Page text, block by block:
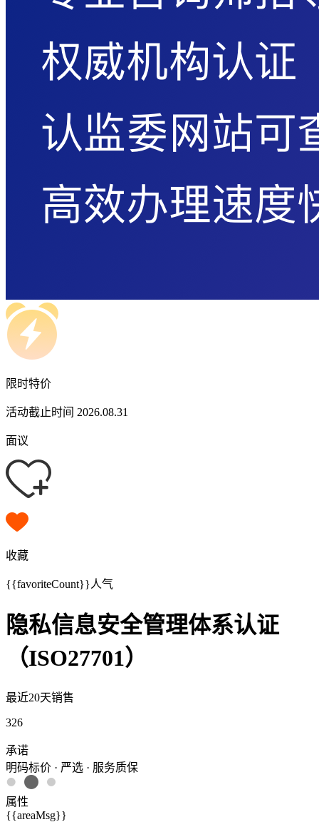
限时特价
活动截止时间 2026.08.31
面议
收藏
{{favoriteCount}}人气
隐私信息安全管理体系认证
（ISO27701）
最近20天销售
326
承诺
明码标价 · 严选 · 服务质保
属性
{{areaMsg}}